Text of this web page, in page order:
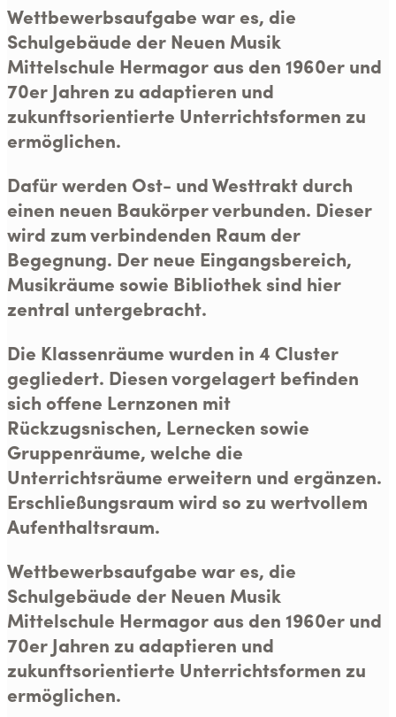
Wettbewerbsaufgabe war es, die
Schulgebäude der Neuen Musik
Mittelschule Hermagor aus den 1960er und
70er Jahren zu adaptieren und
zukunftsorientierte Unterrichtsformen zu
ermöglichen.
Dafür werden Ost- und Westtrakt durch
einen neuen Baukörper verbunden. Dieser
wird zum verbindenden Raum der
Begegnung. Der neue Eingangsbereich,
Musikräume sowie Bibliothek sind hier
zentral untergebracht.
Die Klassenräume wurden in 4 Cluster
gegliedert. Diesen vorgelagert befinden
sich offene Lernzonen mit
Rückzugsnischen, Lernecken sowie
Gruppenräume, welche die
Unterrichtsräume erweitern und ergänzen.
Erschließungsraum wird so zu wertvollem
Aufenthaltsraum.
Wettbewerbsaufgabe war es, die
Schulgebäude der Neuen Musik
Mittelschule Hermagor aus den 1960er und
70er Jahren zu adaptieren und
zukunftsorientierte Unterrichtsformen zu
ermöglichen.